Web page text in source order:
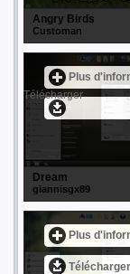
Angry Birds
Customan
Dream
giannisgx89
Plus
Télécharger
Plus
Télécharger